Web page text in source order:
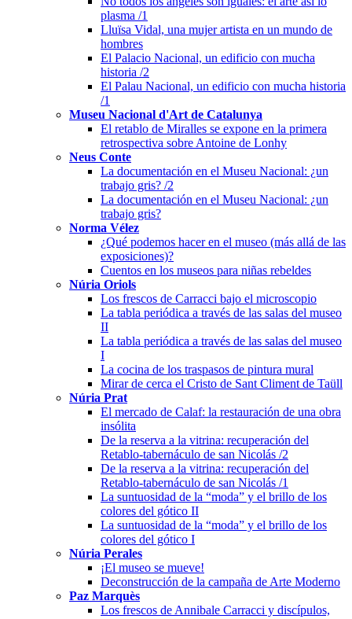
plasma /1
Lluïsa Vidal, una mujer artista en un mundo de
hombres
El Palacio Nacional, un edificio con mucha
historia /2
El Palau Nacional, un edificio con mucha historia
/1
Museu Nacional d'Art de Catalunya
El retablo de Miralles se expone en la primera
retrospectiva sobre Antoine de Lonhy
Neus Conte
La documentación en el Museu Nacional: ¿un
trabajo gris? /2
La documentación en el Museu Nacional: ¿un
trabajo gris?
Norma Vélez
¿Qué podemos hacer en el museo (más allá de las
exposiciones)?
Cuentos en los museos para niñas rebeldes
Núria Oriols
Los frescos de Carracci bajo el microscopio
La tabla periódica a través de las salas del museo
II
La tabla periódica a través de las salas del museo
I
La cocina de los traspasos de pintura mural
Mirar de cerca el Cristo de Sant Climent de Taüll
Núria Prat
El mercado de Calaf: la restauración de una obra
insólita
De la reserva a la vitrina: recuperación del
Retablo-tabernáculo de san Nicolás /2
De la reserva a la vitrina: recuperación del
Retablo-tabernáculo de san Nicolás /1
La suntuosidad de la “moda” y el brillo de los
colores del gótico II
La suntuosidad de la “moda” y el brillo de los
colores del gótico I
Núria Perales
¡El museo se mueve!
Deconstrucción de la campaña de Arte Moderno
Paz Marquès
Los frescos de Annibale Carracci y discípulos,